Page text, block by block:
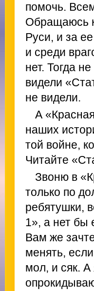
помочь.
Обращаюсь
Руси, и за
и среди
нет. Тогда
видели
не видели.
А
наших
той войне,
Читайте
Звоню в
только по
ребятушки,
1», а нет бы
Вам же
менять,
мол, и сяк.